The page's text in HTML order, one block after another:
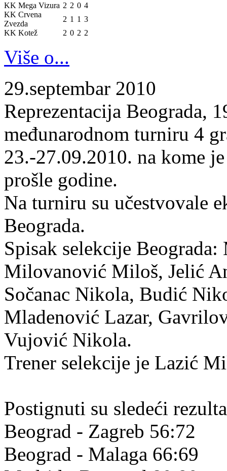
KK Mega Vizura 2 2 0 4
KK Crvena
Zvezda
2 1 1 3
KK Kotež
2 0 2 2
Više o...
29.septembar 2010
Reprezentacija Beograda,
međunarodnom turniru 4
23.-27.09.2010. na kome
prošle godine.
Na turniru su učestvovale
Beograda.
Spisak selekcije
Milovanović Miloš, Jelić
Sočanac Nikola, Budić
Mladenović Lazar,
Vujović Nikola.
Trener selekcije je Lazić
Postignuti su sledeći
Beograd - Zagreb 56:72
Beograd - Malaga 66:69